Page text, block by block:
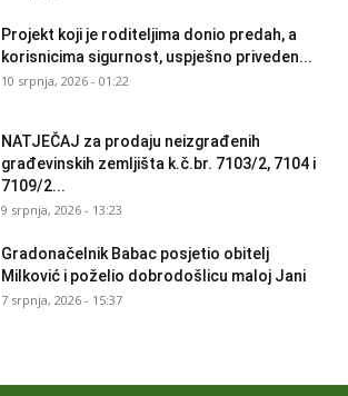
Projekt koji je roditeljima donio predah, a
korisnicima sigurnost, uspješno priveden...
10 srpnja, 2026 - 01:22
NATJEČAJ za prodaju neizgrađenih
građevinskih zemljišta k.č.br. 7103/2, 7104 i
7109/2...
9 srpnja, 2026 - 13:23
Gradonačelnik Babac posjetio obitelj
Milković i poželio dobrodošlicu maloj Jani
7 srpnja, 2026 - 15:37